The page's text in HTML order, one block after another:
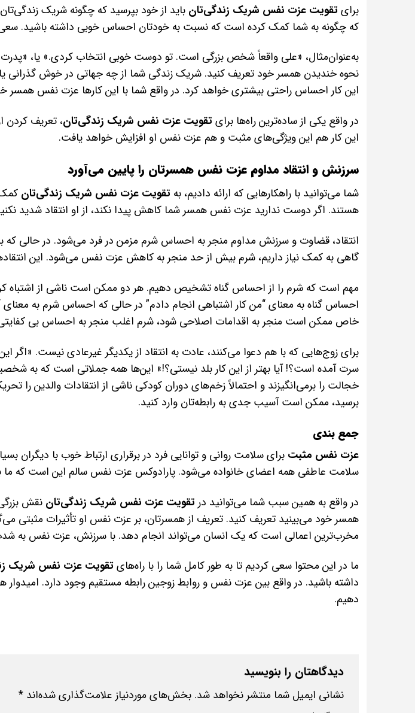
برای تقویت عزت نفس شریک زندگی‌تان باید از خود بپرسید که چگونه شریک
که چگونه به شما کمک کرده است که نسبت به خودتان احساس خوبی داشته باشید. سعی
به‌عنوان‌مثال، «علی واقعاً شخص بزرگی است. تو دوست خوبی انتخاب کردی.» یا،
نحوه خندیدن همسر خود تعریف کنید. شریک زندگی شما از چه جهاتی در خوش گذرانی
این کار احساس راحتی بیشتری خواهد کرد. در واقع شما با این کارها عزت نفس همسر
در واقع یکی از ساده‌ترین راه‌ها برای تقویت عزت نفس شریک زندگی‌تان، تعریف کردن
این کار هم این ویژگی‌های مثبت و هم عزت نفس او افزایش خواهد یافت.
سرزنش و انتقاد مداوم عزت نفس همسرتان را پایین می‌آورد
شما می‌توانید با راهکارهایی که ارائه دادیم، به تقویت عزت نفس شریک زندگی‌تان
هستند. اگر دوست ندارید عزت نفس همسر شما کاهش پیدا نکند، از او انتقاد شدید
انتقاد، قضاوت و سرزنش مداوم منجر به احساس شرم مزمن در فرد می‌شود. در حالی که
گاهی به کمک نیاز داریم، شرم بیش از حد منجر به کاهش عزت نفس می‌شود. این
مهم است که شرم را از احساس گناه تشخیص دهیم. هر دو ممکن است ناشی از اشتباه
احساس گناه به معنای “من کار اشتباهی انجام دادم” در حالی که احساس شرم به
خاص ممکن است منجر به اقدامات اصلاحی شود، شرم اغلب منجر به احساس بی
برای زوج‌هایی که با هم دعوا می‌کنند، عادت به انتقاد از یکدیگر غیرعادی نیست. «اگر
سرت آمده است؟! آیا بهتر از این کار بلد نیستی؟!» این‌ها همه جملاتی است که به
خجالت را برمی‌انگیزند و احتمالاً زخم‌های دوران کودکی ناشی از انتقادات والدین را
برسید، ممکن است آسیب جدی به رابطه‌تان وارد کنید.
جمع بندی
عزت نفس مثبت برای سلامت روانی و توانایی فرد در برقراری ارتباط خوب با
سلامت عاطفی همه اعضای خانواده می‌شود. پارادوکس عزت نفس سالم این است که ما به
در واقع به همین سبب شما می‌توانید در تقویت عزت نفس شریک زندگی‌تان نقش
همسر خود می‌بینید تعریف کنید. تعریف از همسرتان، بر عزت نفس او تأثیرات مثبتی
مخرب‌ترین اعمالی است که یک انسان می‌تواند انجام دهد. با سرزنش، عزت نفس به
ما در این محتوا سعی کردیم تا به طور کامل شما را با راه‌های تقویت عزت نفس شریک
داشته باشید. در واقع بین عزت نفس و روابط زوجین رابطه مستقیم وجود دارد. امیدوار
دهیم.
دیدگاهتان را بنویسید
نشانی ایمیل شما منتشر نخواهد شد. بخش‌های موردنیاز علامت‌گذاری شده‌اند *